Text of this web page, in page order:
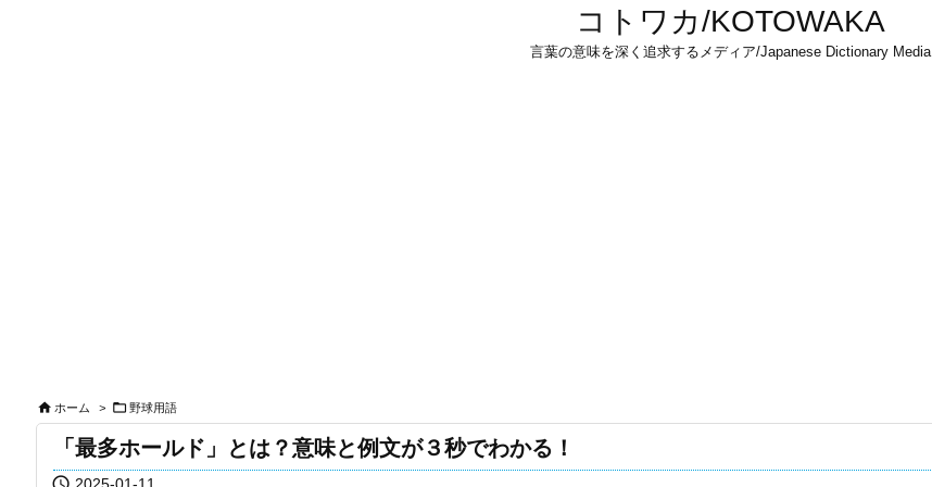
コトワカ/KOTOWAKA
言葉の意味を深く追求するメディア/Japanese Dictionary Media
 ホーム >  野球用語
「最多ホールド」とは？意味と例文が３秒でわかる！